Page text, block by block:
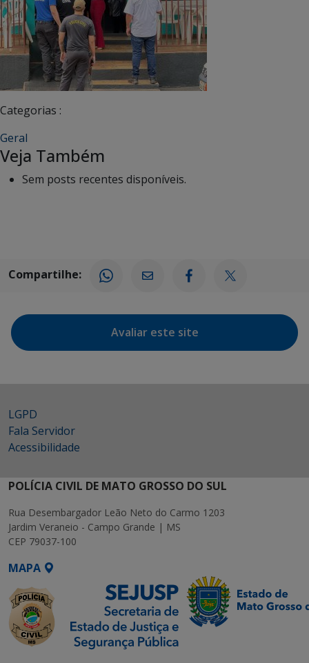
Categorias :
Geral
Veja Também
Sem posts recentes disponíveis.
Compartilhe:
Avaliar este site
LGPD
Fala Servidor
Acessibilidade
POLÍCIA CIVIL DE MATO GROSSO DO SUL
Rua Desembargador Leão Neto do Carmo 1203
Jardim Veraneio - Campo Grande | MS
CEP 79037-100
MAPA